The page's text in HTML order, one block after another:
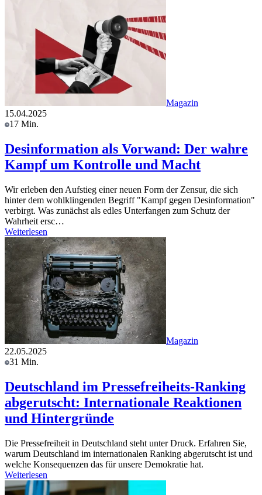
Magazin
15.04.2025
17 Min.
Desinformation als Vorwand: Der wahre
Kampf um Kontrolle und Macht
Wir erleben den Aufstieg einer neuen Form der Zensur, die sich
hinter dem wohlklingenden Begriff "Kampf gegen Desinformation"
verbirgt. Was zunächst als edles Unterfangen zum Schutz der
Wahrheit ersc…
Weiterlesen
Magazin
22.05.2025
31 Min.
Deutschland im Pressefreiheits-Ranking
abgerutscht: Internationale Reaktionen
und Hintergründe
Die Pressefreiheit in Deutschland steht unter Druck. Erfahren Sie,
warum Deutschland im internationalen Ranking abgerutscht ist und
welche Konsequenzen das für unsere Demokratie hat.
Weiterlesen